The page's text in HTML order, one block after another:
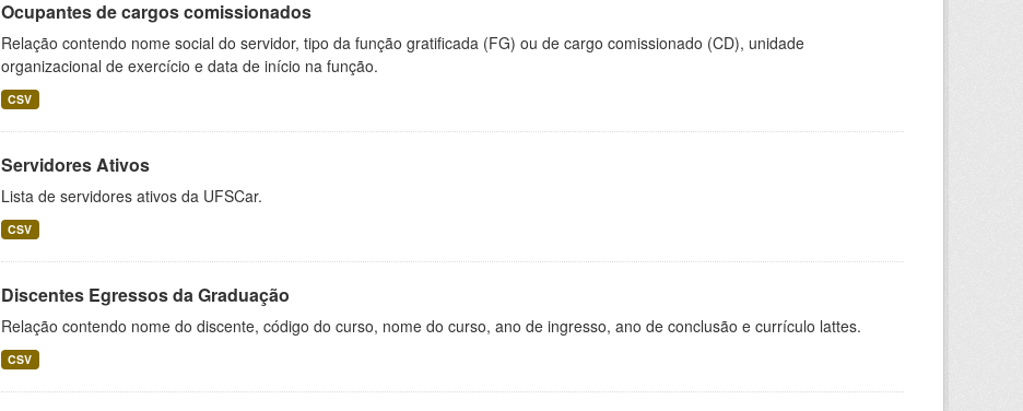
Ocupantes de cargos comissionados
Relação contendo nome social do servidor, tipo da função gratificada (FG) ou de cargo comissionado (CD), unidade
organizacional de exercício e data de início na função.
CSV
Servidores Ativos
Lista de servidores ativos da UFSCar.
CSV
Discentes Egressos da Graduação
Relação contendo nome do discente, código do curso, nome do curso, ano de ingresso, ano de conclusão e currículo lattes.
CSV